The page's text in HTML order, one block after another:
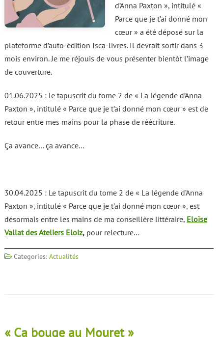
d’Anna Paxton », intitulé «
Parce que je t’ai donné mon
cœur » a été déposé sur la
plateforme d’auto-édition Isca-livres. Il devrait sortir dans 3
mois environ. Je me réjouis de vous présenter bientôt l’image
de couverture.
01.06.2025 : le tapuscrit du tome 2 de « La légende d’Anna
Paxton », intitulé « Parce que je t’ai donné mon cœur » est de
retour entre mes mains pour la phase de réécriture.
Ça avance… ça avance…
30.04.2025 : Le tapuscrit du tome 2 de « La légende d’Anna
Paxton », intitulé « Parce que je t’ai donné mon cœur », est
désormais entre les mains de ma conseillère littéraire, Eloïse
Vallat des Ateliers Eloiz,pour relecture…
Categories: Actualités
« Ça bouge au Mouret »